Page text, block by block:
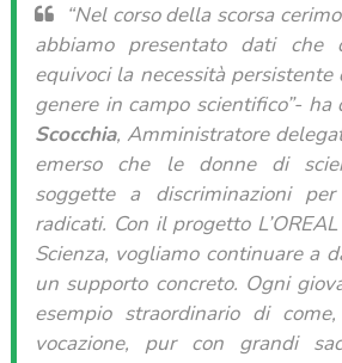
“Nel corso della scorsa
abbiamo presentato dati che
equivoci la necessità
genere in campo scientifico”- ha
Scocchia, Amministratore
emerso che le donne di
soggette a discriminazioni
radicati. Con il progetto
Scienza, vogliamo continuare a
un supporto concreto. Ogni
esempio straordinario di
vocazione, pur con grandi